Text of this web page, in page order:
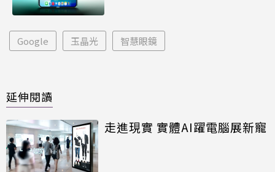
Google 玉晶光 智慧眼鏡
延伸閱讀
走進現實 實體AI躍電腦展新寵